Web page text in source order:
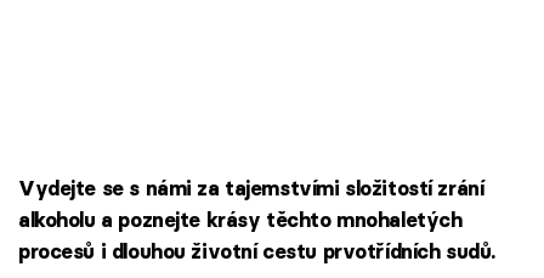
Vydejte se s námi za tajemstvími složitostí zrání
alkoholu a poznejte krásy těchto mnohaletých
procesů i dlouhou životní cestu prvotřídních sudů.